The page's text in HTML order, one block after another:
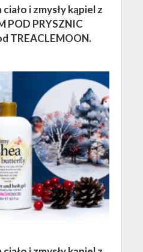
i zmysły kąpiel z
POD PRYSZNIC
TREACLEMOON.